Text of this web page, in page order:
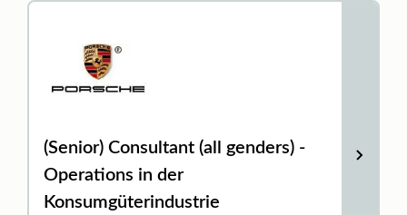
(Senior) Consultant (all genders) -
Operations in der
Konsumgüterindustrie